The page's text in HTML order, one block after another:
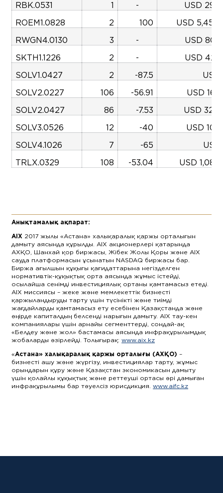
RBK.0531
1 -
USD
ROEM1.0828
2 100
USD
RWGN4.0130
3 -
USD
SKTH1.1226
2 -
USD
SOLV1.0427
2 -87.5
USD
SOLV2.0227
106 -56.91
USD
SOLV2.0427
86 -7.53
USD
SOLV3.0526
12 -40
USD
SOLV4.1026
7 -65
USD
TRLX.0329
108 -53.04 USD
Анықтамалық ақпарат:
AIX 2017 жылы «Астана» халықаралық қаржы орталығын
дамыту аясында құрылды. AIX акционерлері қатарында
АХҚО, Шанхай қор биржасы, Жібек Жолы Қоры және AIX
сауда платформасын ұсынатын NASDAQ биржасы бар.
Биржа ағылшын құқығы қағидаттарына негізделген
нормативтік-құқықтық орта аясында жұмыс істейді,
осылайша сенімді инвестициялық ортаны қамтамасыз етеді.
AIX миссиясы – жеке және мемлекеттік бизнесті
қаржыландыруды тарту үшін түсінікті және тиімді
жағдайларды қамтамасыз ету есебінен Қазақстанда және
өңірде капиталдың белсенді нарығын дамыту. AIX тау-кен
компаниялары үшін арнайы сегменттерді, сондай-ақ
«Белдеу және жол» бастамасы аясында инфрақұрылымдық
жобаларды әзірлейді. Толығырақ:www.aix.kz
«Астана» халықаралық қаржы орталығы (АХҚО) –
бизнесті ашу және жүргізу, инвестициялар тарту, жұмыс
орындарын құру және Қазақстан экономикасын дамыту
үшін қолайлы құқықтық және реттеуші ортасы әрі дамыған
инфрақұрылымы бар тәуелсіз юрисдикция.www.aifc.kz